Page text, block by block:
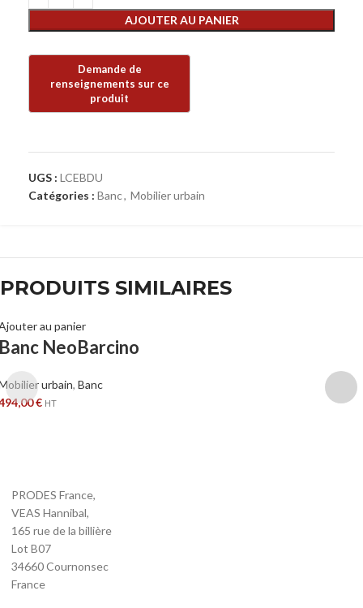
AJOUTER AU PANIER
UGS : LCEBDU
Catégories : Banc, Mobilier urbain
PRODUITS SIMILAIRES
au panier
NeoBarcino
urbain,Banc
€ HT
PRODES France,
VEAS Hannibal,
165 rue de la billière
Lot B07
34660 Cournonsec
France